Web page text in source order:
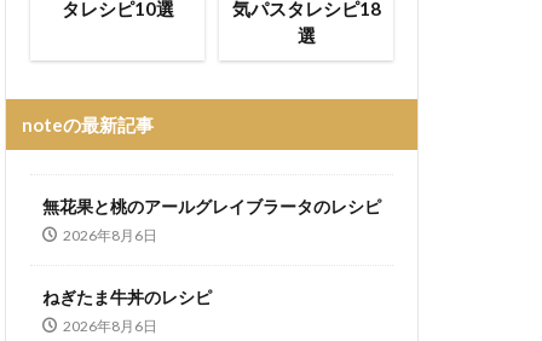
タレシピ10選
気パスタレシピ18
選
noteの最新記事
無花果と桃のアールグレイブラータのレシピ
2026年8月6日
ねぎたま牛丼のレシピ
2026年8月6日